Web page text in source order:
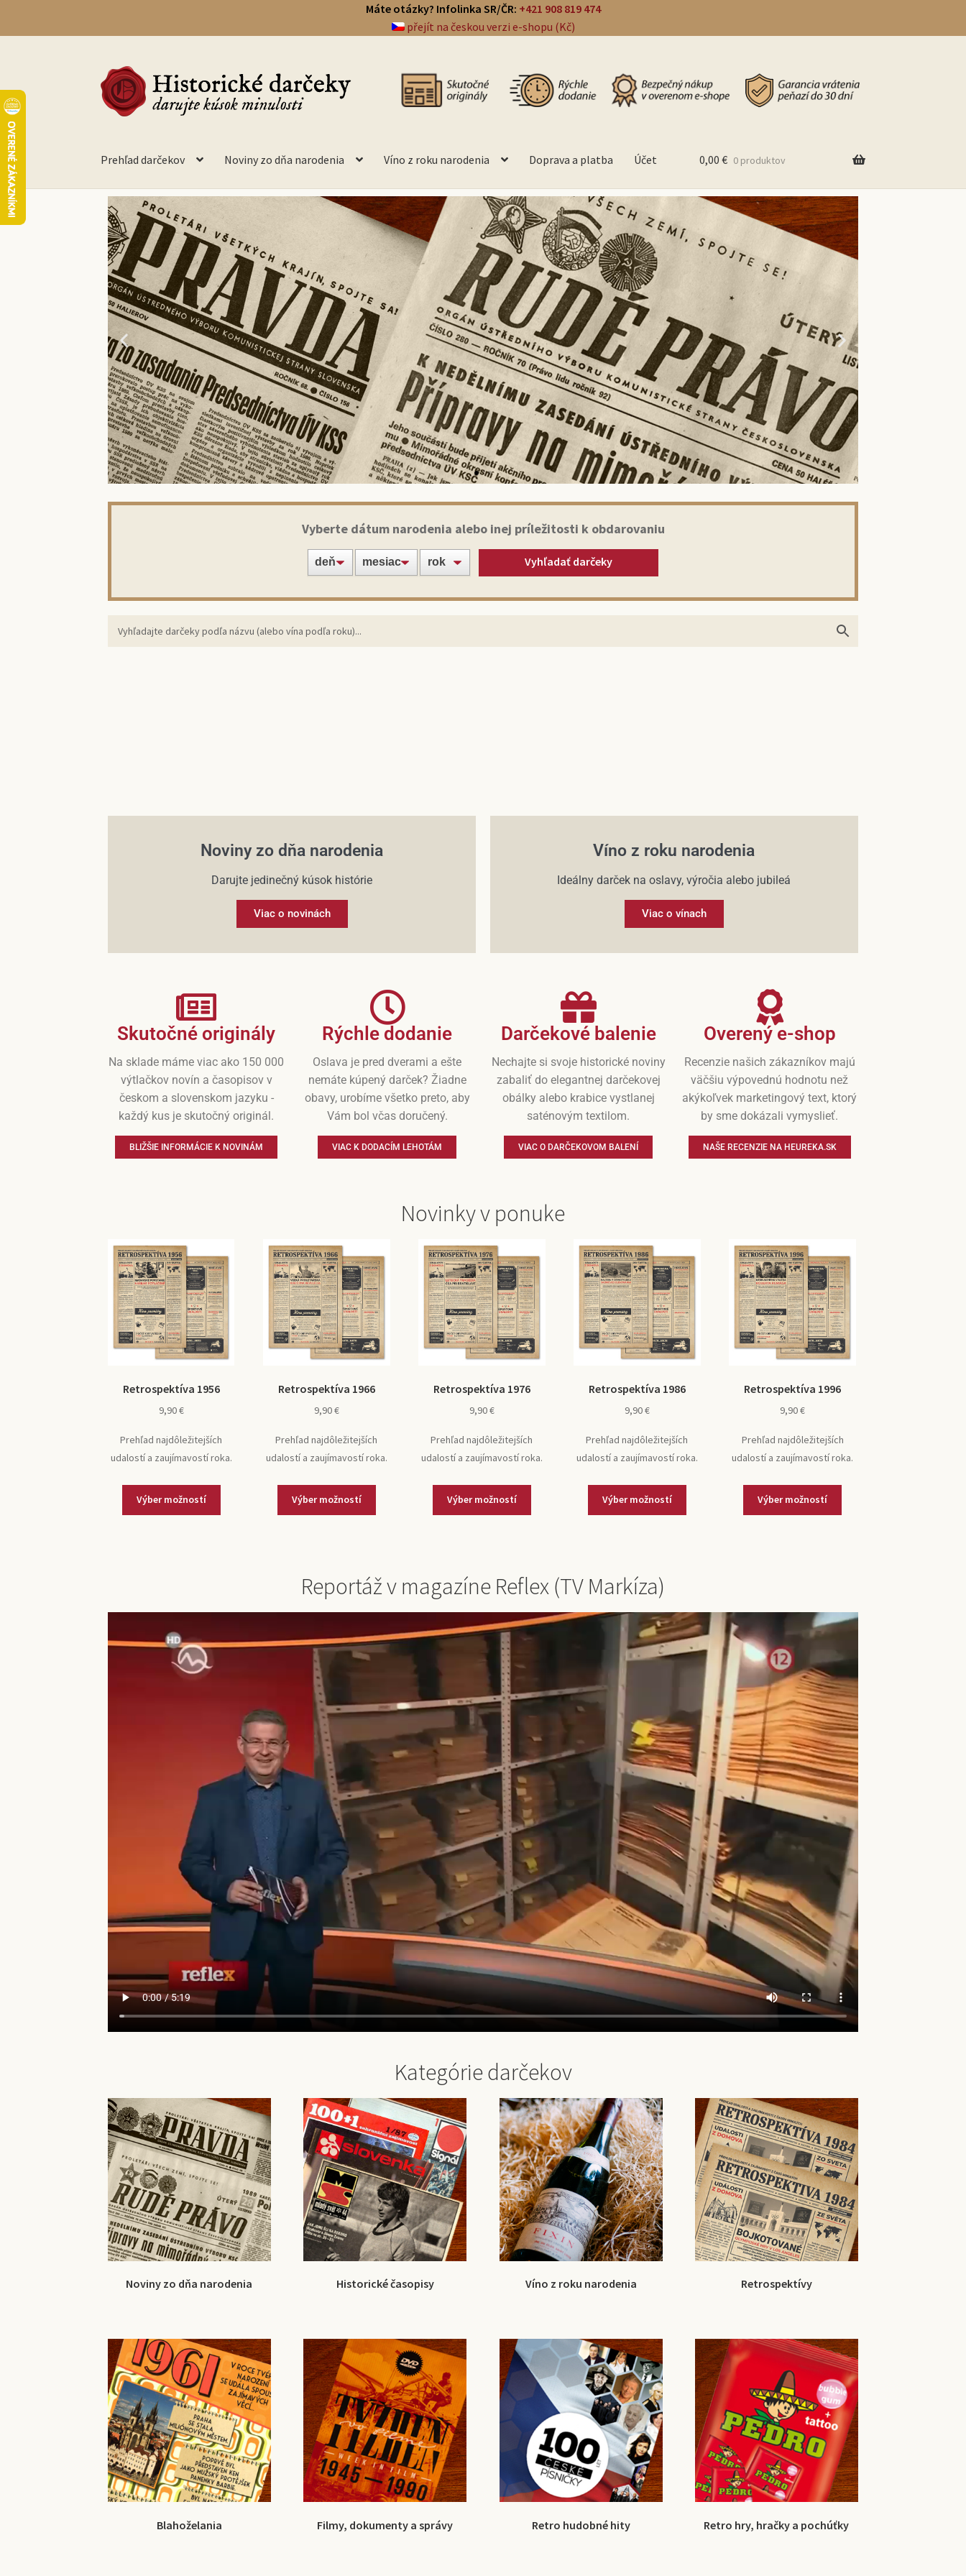
Máte otázky? Infolinka SR/ČR: +421 908 819 474
přejít na českou verzi e-shopu (Kč)
Prehľad darčekov Noviny zo dňa narodenia Víno z roku narodenia Doprava a platba Účet 0,00 € 0 produktov
Historické noviny
Prekvapte svojich blízkych alebo známych jedinečným darčekom:
Vyberte dátum narodenia alebo inej príležitosti k obdarovaniu
Vyhľadať darčeky
Noviny zo dňa narodenia
Darujte jedinečný kúsok histórie
Viac o novinách
Víno z roku narodenia
Ideálny darček na oslavy, výročia alebo jubileá
Viac o vínach
Skutočné originály
Na sklade máme viac ako 150 000
výtlačkov novín a časopisov v
českom a slovenskom jazyku -
každý kus je skutočný originál.
BLIŽŠIE INFORMÁCIE K NOVINÁM
Rýchle dodanie
Oslava je pred dverami a ešte
nemáte kúpený darček? Žiadne
obavy, urobíme všetko preto, aby
Vám bol včas doručený.
VIAC K DODACÍM LEHOTÁM
Darčekové balenie
Nechajte si svoje historické noviny
zabaliť do elegantnej darčekovej
obálky alebo krabice vystlanej
saténovým textilom.
VIAC O DARČEKOVOM BALENÍ
Overený e-shop
Recenzie našich zákazníkov majú
väčšiu výpovednú hodnotu než
akýkoľvek marketingový text, ktorý
by sme dokázali vymyslieť.
NAŠE RECENZIE NA HEUREKA.SK
Novinky v ponuke
Retrospektíva 1956
9,90€
Prehľad najdôležitejších
udalostí a zaujímavostí roka.
Výber možností
Retrospektíva 1966
9,90€
Prehľad najdôležitejších
udalostí a zaujímavostí roka.
Výber možností
Retrospektíva 1976
9,90€
Prehľad najdôležitejších
udalostí a zaujímavostí roka.
Výber možností
Retrospektíva 1986
9,90€
Prehľad najdôležitejších
udalostí a zaujímavostí roka.
Výber možností
Retrospektíva 1996
9,90€
Prehľad najdôležitejších
udalostí a zaujímavostí roka.
Výber možností
Reportáž v magazíne Reflex (TV Markíza)
Kategórie darčekov
Noviny zo dňa narodenia Historické časopisy Víno z roku narodenia Retrospektívy
Blahoželania Filmy, dokumenty a správy Retro hudobné hity Retro hry, hračky a pochúťky